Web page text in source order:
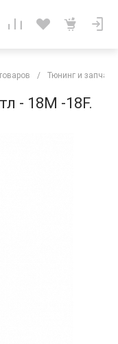
/ Тюнинг и
- 18M -18F.